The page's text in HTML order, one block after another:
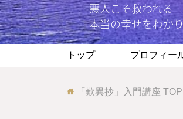
悪人こそ救われ
本当の幸せをわか
トップ プロフィー
「歎異抄」入門講座 TOP